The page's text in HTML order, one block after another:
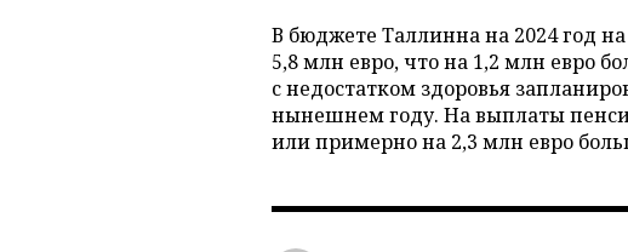
В бюджете Таллинна на 2024 год
5,8 млн евро, что на 1,2 млн евро
с недостатком здоровья
нынешнем году. На выплаты
или примерно на 2,3 млн евро